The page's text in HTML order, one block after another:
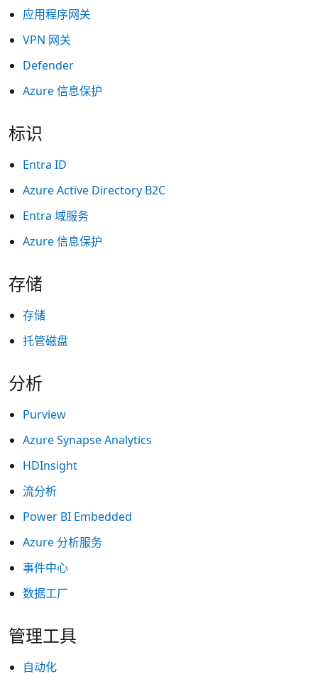
应用程序网关
VPN 网关
Defender
Azure 信息保护
标识
Entra ID
Azure Active Directory B2C
Entra 域服务
Azure 信息保护
存储
存储
托管磁盘
分析
Purview
Azure Synapse Analytics
HDInsight
流分析
Power BI Embedded
Azure 分析服务
事件中心
数据工厂
管理工具
自动化